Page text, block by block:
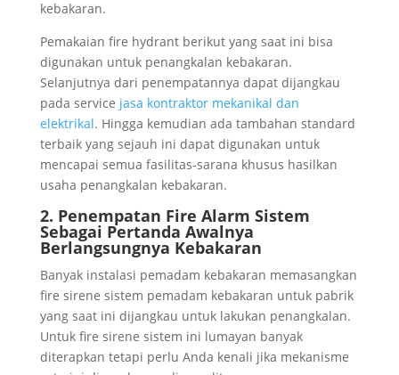
kebakaran.
Pemakaian fire hydrant berikut yang saat ini bisa
digunakan untuk penangkalan kebakaran.
Selanjutnya dari penempatannya dapat dijangkau
pada service jasa kontraktor mekanikal dan
elektrikal. Hingga kemudian ada tambahan standard
terbaik yang sejauh ini dapat digunakan untuk
mencapai semua fasilitas-sarana khusus hasilkan
usaha penangkalan kebakaran.
2. Penempatan Fire Alarm Sistem
Sebagai Pertanda Awalnya
Berlangsungnya Kebakaran
Banyak instalasi pemadam kebakaran memasangkan
fire sirene sistem pemadam kebakaran untuk pabrik
yang saat ini dijangkau untuk lakukan penangkalan.
Untuk fire sirene sistem ini lumayan banyak
diterapkan tetapi perlu Anda kenali jika mekanisme